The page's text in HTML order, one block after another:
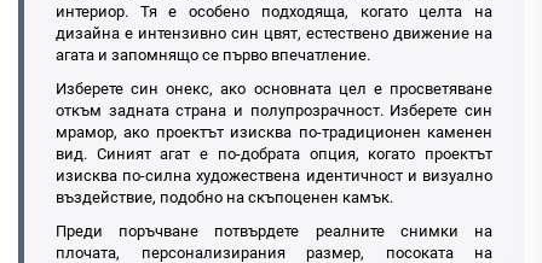
интериор. Тя е особено подходяща, когато целта на
дизайна е интензивно син цвят, естествено движение на
агата и запомнящо се първо впечатление.
Изберете син онекс, ако основната цел е просветяване
откъм задната страна и полупрозрачност. Изберете син
мрамор, ако проектът изисква по-традиционен каменен
вид. Синият агат е по-добрата опция, когато проектът
изисква по-силна художествена идентичност и визуално
въздействие, подобно на скъпоценен камък.
Преди поръчване потвърдете реалните снимки на
плочата, персонализирания размер, посоката на